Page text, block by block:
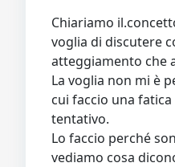
Chiariamo
voglia di discutere
atteggiamento che
La voglia non mi è
cui faccio una
tentativo.
Lo faccio perché
vediamo cosa